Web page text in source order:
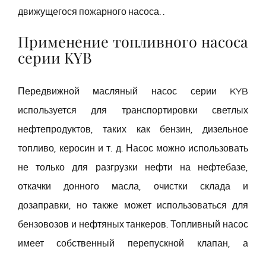
движущегося пожарного насоса. .
Применение топливного насоса
серии KYB
Передвижной масляный насос серии KYB
используется для транспортировки светлых
нефтепродуктов, таких как бензин, дизельное
топливо, керосин и т. д. Насос можно использовать
не только для разгрузки нефти на нефтебазе,
откачки донного масла, очистки склада и
дозаправки, но также может использоваться для
бензовозов и нефтяных танкеров. Топливный насос
имеет собственный перепускной клапан, а